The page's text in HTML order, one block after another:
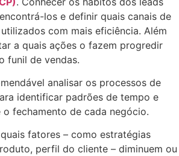
los e definir quais canais de
com mais eficiência. Além
a quais ações o fazem progredir
funil de vendas.
analisar os processos de
identificar padrões de tempo e
fechamento de cada negócio.
fatores – como estratégias
perfil do cliente – diminuem ou